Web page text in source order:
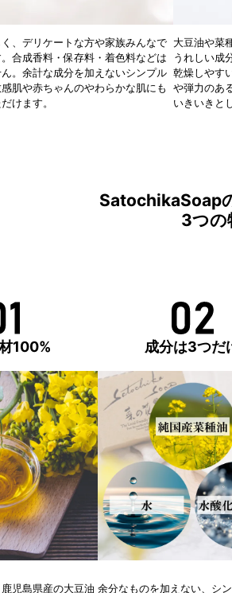
、デリケートな方や家族みんなで
合成香料・保存料・着色料などは
。余計な成分を加えないシンプル
肌や赤ちゃんのやわらかな肌にも
けます。
大豆油や菜
うれしい成
乾燥しやす
や弾力のあ
いきいきと
SatochikaSoap
3つの
100%
児島県産の大豆油
成分は3つだ
余分なものを加えない、シ